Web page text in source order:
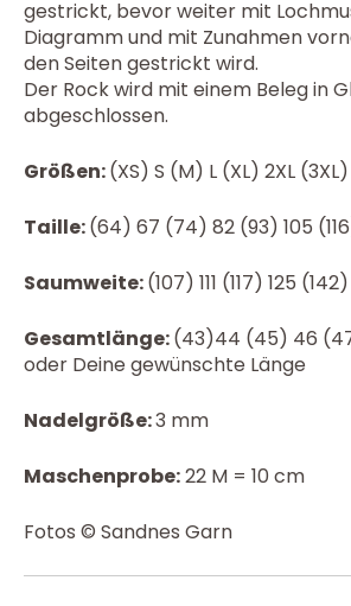
gestrickt, bevor weiter mit
Diagramm und mit Zunahmen
den Seiten gestrickt wird.
Der Rock wird mit einem Beleg in
abgeschlossen.
Größen:(XS) S (M) L (XL) 2XL
Taille:(64) 67 (74) 82 (93) 105
Saumweite:(107) 111 (117) 125
Gesamtlänge:(43)44 (45) 46
oder Deine gewünschte Länge
Nadelgröße:3 mm
Maschenprobe:22 M = 10 cm
Fotos © Sandnes Garn